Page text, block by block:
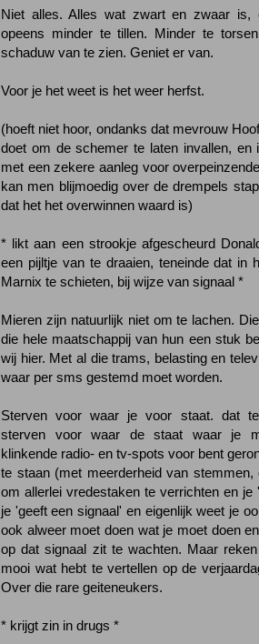
Niet alles. Alles wat zwart en zwaar is,
opeens minder te tillen. Minder te
schaduw van te zien. Geniet er van.
Voor je het weet is het weer herfst.
(hoeft niet hoor, ondanks dat mevrouw
doet om de schemer te laten invallen, en
met een zekere aanleg voor
kan men blijmoedig over de drempels
dat het het overwinnen waard is)
* likt aan een strookje afgescheurd
een pijltje van te draaien, teneinde dat in
Marnix te schieten, bij wijze van signaal *
Mieren zijn natuurlijk niet om te lachen.
die hele maatschappij van hun een stuk
wij hier. Met al die trams, belasting en
waar per sms gestemd moet worden.
Sterven voor waar je voor staat. dat
sterven voor waar de staat waar je
klinkende radio- en tv-spots voor bent
te staan (met meerderheid van
om allerlei vredestaken te verrichten en je
je 'geeft een signaal' en eigenlijk weet je
ook alweer moet doen wat je moet doen
op dat signaal zit te wachten. Maar
mooi wat hebt te vertellen op de
Over die rare geiteneukers.
* krijgt zin in drugs *